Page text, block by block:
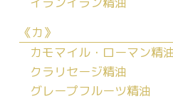
《カ》
カモマイル・ローマン精
クラリセージ精油
グレープフルーツ精油